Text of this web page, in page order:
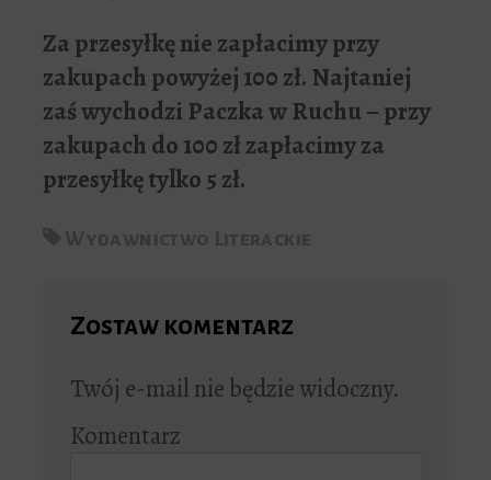
Za przesyłkę nie zapłacimy przy
zakupach powyżej 100 zł. Najtaniej
zaś wychodzi Paczka w Ruchu – przy
zakupach do 100 zł zapłacimy za
przesyłkę tylko 5 zł.
Zostaw komentarz
Twój e-mail nie będzie widoczny.
Komentarz